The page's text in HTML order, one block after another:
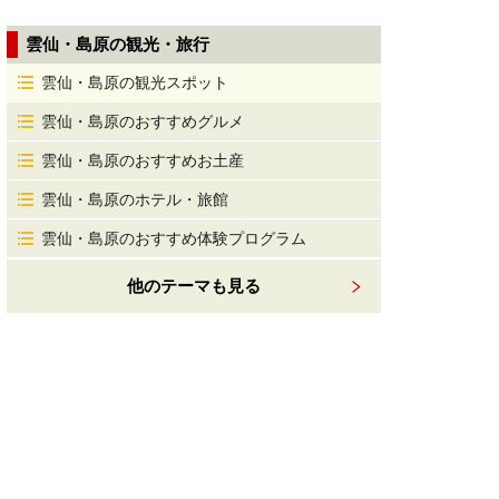
雲仙・島原の観光・旅行
雲仙・島原の観光スポット
雲仙・島原のおすすめグルメ
雲仙・島原のおすすめお土産
雲仙・島原のホテル・旅館
雲仙・島原のおすすめ体験プログラム
他のテーマも見る